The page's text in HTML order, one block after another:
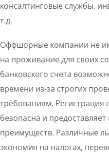
консалтинговые службы,
т.д.
Оффшорные компании не
на проживание для своих
банковского счета
времени из-за строгих
требованиям.
безопасна и
преимуществ. Различные
экономия на налогах,